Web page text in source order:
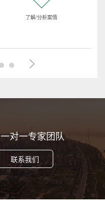
了解/分析案情
对一专家团队
联系我们